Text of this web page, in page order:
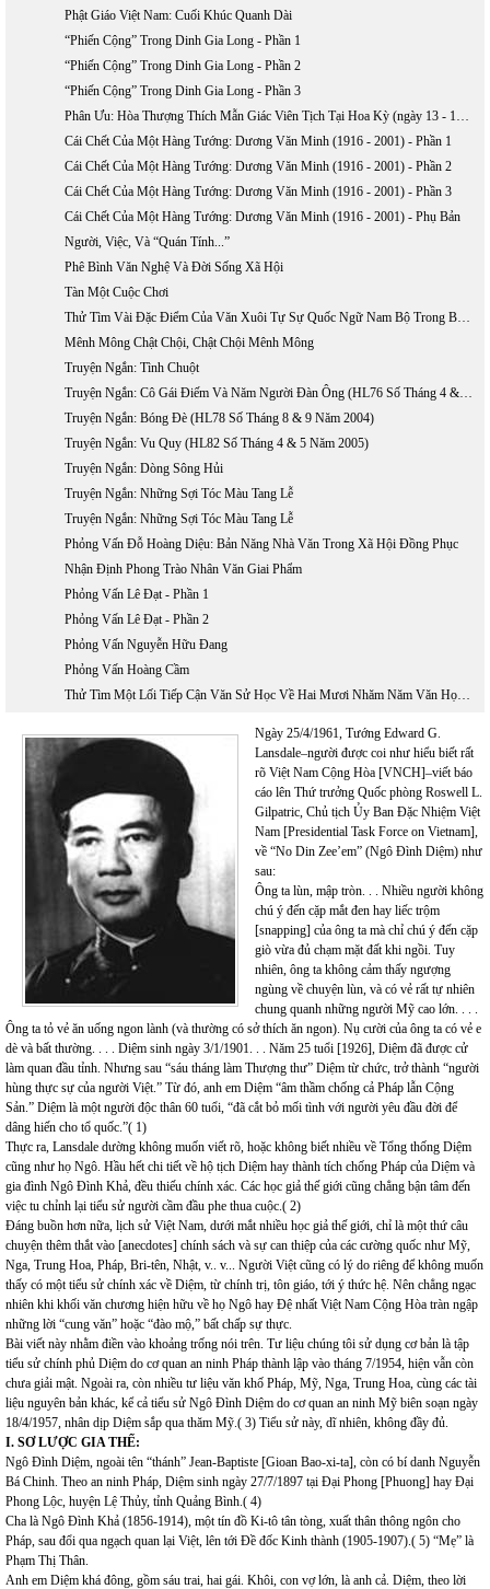
Phật Giáo Việt Nam: Cuối Khúc Quanh Dài
“Phiến Cộng” Trong Dinh Gia Long - Phần 1
“Phiến Cộng” Trong Dinh Gia Long - Phần 2
“Phiến Cộng” Trong Dinh Gia Long - Phần 3
Phân Ưu: Hòa Thượng Thích Mẫn Giác Viên Tịch Tại Hoa Kỳ (ngày 13 - 10 - 2006)
Cái Chết Của Một Hàng Tướng: Dương Văn Minh (1916 - 2001) - Phần 1
Cái Chết Của Một Hàng Tướng: Dương Văn Minh (1916 - 2001) - Phần 2
Cái Chết Của Một Hàng Tướng: Dương Văn Minh (1916 - 2001) - Phần 3
Cái Chết Của Một Hàng Tướng: Dương Văn Minh (1916 - 2001) - Phụ Bản
Người, Việc, Và “Quán Tính...”
Phê Bình Văn Nghệ Và Đời Sống Xã Hội
Tàn Một Cuộc Chơi
Thử Tìm Vài Đặc Điểm Của Văn Xuôi Tự Sự Quốc Ngữ Nam Bộ Trong Bước Khởi Đầu
Mênh Mông Chật Chội, Chật Chội Mênh Mông
Truyện Ngắn: Tình Chuột
Truyện Ngắn: Cô Gái Điếm Và Năm Người Đàn Ông (HL76 Số Tháng 4 & 5 Năm 2004)
Truyện Ngắn: Bóng Đè (HL78 Số Tháng 8 & 9 Năm 2004)
Truyện Ngắn: Vu Quy (HL82 Số Tháng 4 & 5 Năm 2005)
Truyện Ngắn: Dòng Sông Hủi
Truyện Ngắn: Những Sợi Tóc Màu Tang Lễ
Truyện Ngắn: Những Sợi Tóc Màu Tang Lễ
Phỏng Vấn Đỗ Hoàng Diệu: Bản Năng Nhà Văn Trong Xã Hội Đồng Phục
Nhận Định Phong Trào Nhân Văn Giai Phẩm
Phỏng Vấn Lê Đạt - Phần 1
Phỏng Vấn Lê Đạt - Phần 2
Phỏng Vấn Nguyễn Hữu Đang
Phỏng Vấn Hoàng Cầm
Thử Tìm Một Lối Tiếp Cận Văn Sử Học Về Hai Mươi Nhăm Năm Văn Học Việt Nam Hải Ngoại 1975 - 2000
Ngày 25/4/1961, Tướng Edward G.
Lansdale–người được coi như hiểu biết rất
rõ Việt Nam Cộng Hòa [VNCH]–viết báo
cáo lên Thứ trưởng Quốc phòng Roswell L.
Gilpatric, Chủ tịch Ủy Ban Đặc Nhiệm Việt
Nam [Presidential Task Force on Vietnam],
về “No Din Zee’em” (Ngô Đình Diệm) như
sau:
Ông ta lùn, mập tròn. . . Nhiều người không
chú ý đến cặp mắt đen hay liếc trộm
[snapping] của ông ta mà chỉ chú ý đến cặp
giò vừa đủ chạm mặt đất khi ngồi. Tuy
nhiên, ông ta không cảm thấy ngượng
ngùng về chuyện lùn, và có vẻ rất tự nhiên
chung quanh những người Mỹ cao lớn. . . .
Ông ta tỏ vẻ ăn uống ngon lành (và thường có sở thích ăn ngon). Nụ cười của ông ta có vẻ e
dè và bất thường. . . . Diệm sinh ngày 3/1/1901. . . Năm 25 tuổi [1926], Diệm đã được cử
làm quan đầu tỉnh. Nhưng sau “sáu tháng làm Thượng thư” Diệm từ chức, trở thành “người
hùng thực sự của người Việt.” Từ đó, anh em Diệm “âm thầm chống cả Pháp lẫn Cộng
Sản.” Diệm là một người độc thân 60 tuổi, “đã cắt bỏ mối tình với người yêu đầu đời để
dâng hiến cho tổ quốc.”( 1)
Thực ra, Lansdale dường không muốn viết rõ, hoặc không biết nhiều về Tổng thống Diệm
cũng như họ Ngô. Hầu hết chi tiết về hộ tịch Diệm hay thành tích chống Pháp của Diệm và
gia đình Ngô Đình Khả, đều thiếu chính xác. Các học giả thế giới cũng chẳng bận tâm đến
việc tu chỉnh lại tiểu sử người cầm đầu phe thua cuộc.( 2)
Đáng buồn hơn nữa, lịch sử Việt Nam, dưới mắt nhiều học giả thế giới, chỉ là một thứ câu
chuyện thêm thắt vào [anecdotes] chính sách và sự can thiệp của các cường quốc như Mỹ,
Nga, Trung Hoa, Pháp, Bri-tên, Nhật, v.. v... Người Việt cũng có lý do riêng để không muốn
thấy có một tiểu sử chính xác về Diệm, từ chính trị, tôn giáo, tới ý thức hệ. Nên chẳng ngạc
nhiên khi khối văn chương hiện hữu về họ Ngô hay Đệ nhất Việt Nam Cộng Hòa tràn ngập
những lời “cung văn” hoặc “đào mộ,” bất chấp sự thực.
Bài viết này nhằm điền vào khoảng trống nói trên. Tư liệu chúng tôi sử dụng cơ bản là tập
tiểu sử chính phủ Diệm do cơ quan an ninh Pháp thành lập vào tháng 7/1954, hiện vẫn còn
chưa giải mật. Ngoài ra, còn nhiều tư liệu văn khố Pháp, Mỹ, Nga, Trung Hoa, cùng các tài
liệu nguyên bản khác, kể cả tiểu sử Ngô Đình Diệm do cơ quan an ninh Mỹ biên soạn ngày
18/4/1957, nhân dịp Diệm sắp qua thăm Mỹ.( 3) Tiểu sử này, dĩ nhiên, không đầy đủ.
I. SƠ LƯỢC GIA THẾ:
Ngô Đình Diệm, ngoài tên “thánh” Jean-Baptiste [Gioan Bao-xi-ta], còn có bí danh Nguyễn
Bá Chinh. Theo an ninh Pháp, Diệm sinh ngày 27/7/1897 tại Đại Phong [Phuong] hay Đại
Phong Lộc, huyện Lệ Thủy, tỉnh Quảng Bình.( 4)
Cha là Ngô Đình Khả (1856-1914), một tín đồ Ki-tô tân tòng, xuất thân thông ngôn cho
Pháp, sau đổi qua ngạch quan lại Việt, lên tới Đề đốc Kinh thành (1905-1907).( 5) “Mẹ” là
Phạm Thị Thân.
Anh em Diệm khá đông, gồm sáu trai, hai gái. Khôi, con vợ lớn, là anh cả. Diệm, theo lời